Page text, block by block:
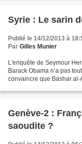
Syrie : Le sarin
Publié le 14/12/2013 à
Par Gilles Munier
L'enquête de Seymour
Barack Obama n’a pas
convaincre que Bashar al-
Genève-2 :
saoudite ?